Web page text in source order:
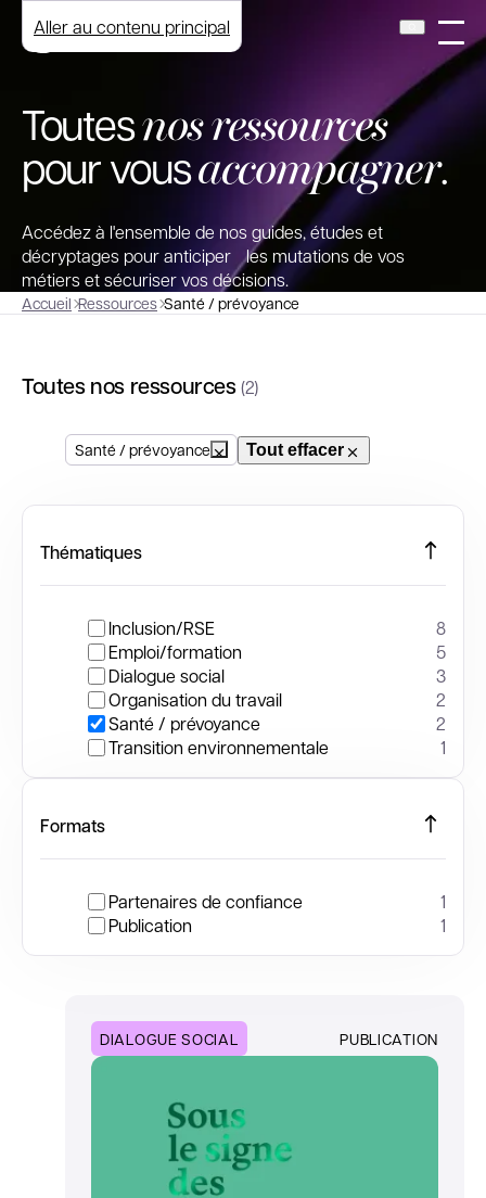
Aller au contenu principal
Toutesnos ressources
pour vousaccompagner.
Accédez à l'ensemble de nos guides, études et
décryptages pour anticiper les mutations de vos
métiers et sécuriser vos décisions.
Accueil Ressources Santé / prévoyance
Toutes nos ressources(2)
Santé / prévoyance Tout effacer
Thématiques
Inclusion/RSE
8
Emploi/formation
5
Dialogue social
3
Organisation du travail
2
Santé / prévoyance
2
Transition environnementale
1
Formats
Partenaires de confiance
1
Publication
1
DIALOGUE SOCIAL PUBLICATION